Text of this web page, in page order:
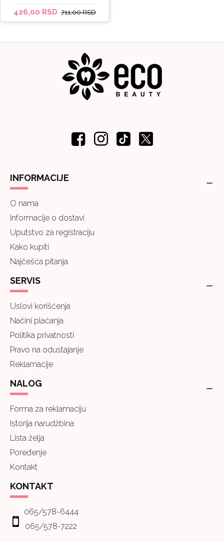
426,00 RSD 711,00 RSD
INFORMACIJE
O nama
Informacije o dostavi
Uputstvo za registraciju
Kako kupiti
Najčešća pitanja
SERVIS
Uslovi korišćenja
Načini plaćanja
Politika privatnosti
Pravo na odustajanje
Reklamacije
NALOG
Forma za reklamaciju
Istorija narudžbina
Lista želja
Poređenje
Kontakt
KONTAKT
065/578-6444
065/578-7222